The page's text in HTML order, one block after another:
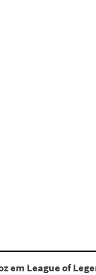
em League of